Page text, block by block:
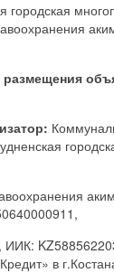
городская
ИИК:
в